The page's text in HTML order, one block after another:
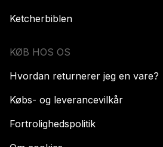
Ketcherbiblen
KØB HOS OS
Hvordan returnerer jeg en vare?
Købs- og leverancevilkår
Fortrolighedspolitik